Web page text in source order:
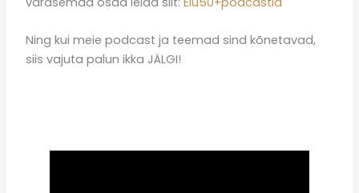
Ning kui meie podcast ja teemad sind kõnetavad,
siis vajuta palun ikka JÄLGI!